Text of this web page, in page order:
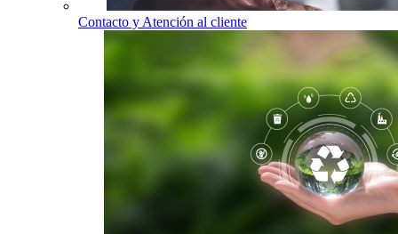
Contacto y Atención al cliente